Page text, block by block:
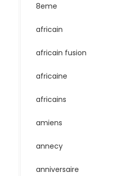
8eme
africain
africain fusion
africaine
africains
amiens
annecy
anniversaire